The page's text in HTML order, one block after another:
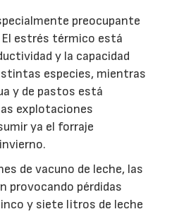
preocupante
El estrés térmico está
y la capacidad
especies, mientras
y de pastos está
explotaciones
ya el forraje
de vacuno de leche, las
provocando pérdidas
y siete litros de leche